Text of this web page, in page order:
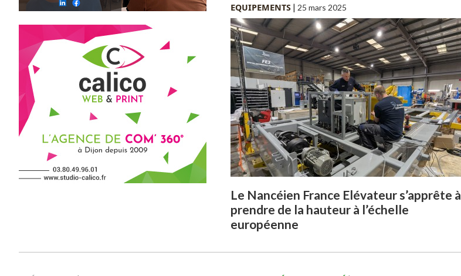
EQUIPEMENTS | 25 mars 2025
Le Nancéien France Elévateur s’apprête à
prendre de la hauteur à l’échelle
européenne